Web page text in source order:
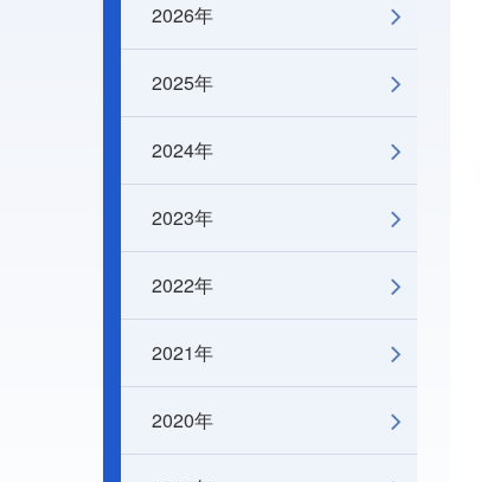
2026年
2025年
2024年
2023年
2022年
2021年
2020年